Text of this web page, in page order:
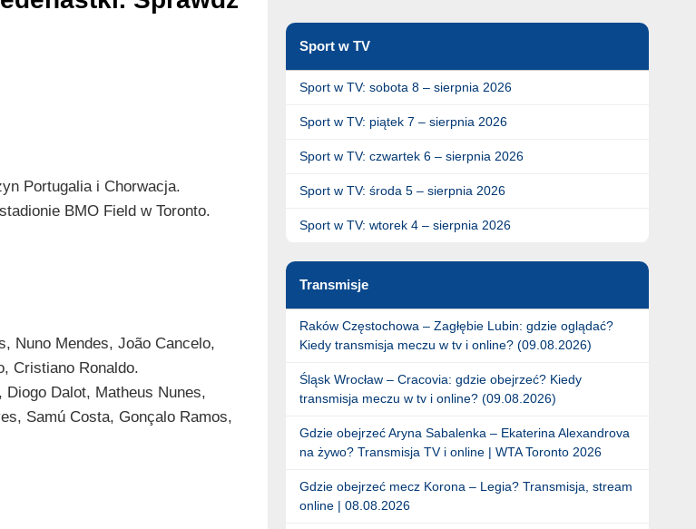
Portugalia i Chorwacja.
BMO Field w Toronto.
Nuno Mendes, João Cancelo,
Cristiano Ronaldo.
Dalot, Matheus Nunes,
Samú Costa, Gonçalo Ramos,
Sport w TV
Sport w TV: sobota 8 – sierpnia 2026
Sport w TV: piątek 7 – sierpnia 2026
Sport w TV: czwartek 6 – sierpnia 2026
Sport w TV: środa 5 – sierpnia 2026
Sport w TV: wtorek 4 – sierpnia 2026
Transmisje
Raków Częstochowa – Zagłębie Lubin: gdzie oglądać?
Kiedy transmisja meczu w tv i online? (09.08.2026)
Śląsk Wrocław – Cracovia: gdzie obejrzeć? Kiedy
transmisja meczu w tv i online? (09.08.2026)
Gdzie obejrzeć Aryna Sabalenka – Ekaterina Alexandrova
na żywo? Transmisja TV i online | WTA Toronto 2026
Gdzie obejrzeć mecz Korona – Legia? Transmisja, stream
online | 08.08.2026